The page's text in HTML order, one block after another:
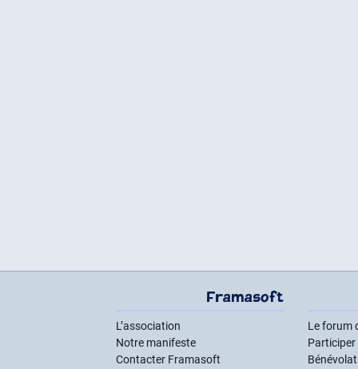
Framasoft
L’association
Notre manifeste
Contacter Framasoft
Le forum
Participer